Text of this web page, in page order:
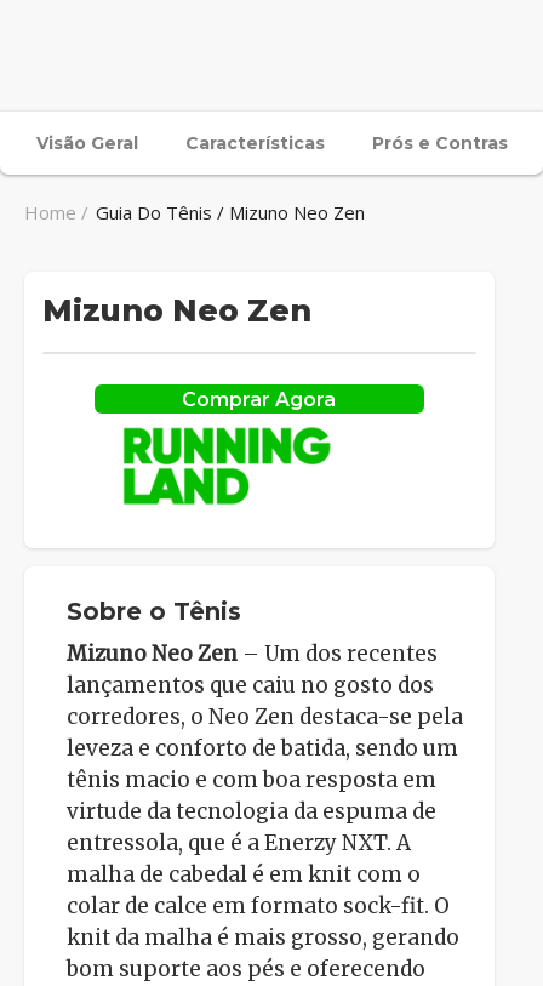
Visão Geral Características Prós e Contras
Home / Guia Do Tênis / Mizuno Neo Zen
Mizuno Neo Zen
Comprar Agora
Sobre o Tênis
Mizuno Neo Zen – Um dos recentes
lançamentos que caiu no gosto dos
corredores, o Neo Zen destaca-se pela
leveza e conforto de batida, sendo um
tênis macio e com boa resposta em
virtude da tecnologia da espuma de
entressola, que é a Enerzy NXT. A
malha de cabedal é em knit com o
colar de calce em formato sock-fit. O
knit da malha é mais grosso, gerando
bom suporte aos pés e oferecendo